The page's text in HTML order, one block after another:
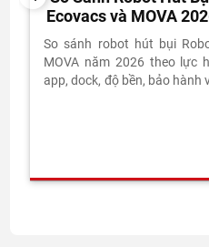
Ecovacs và MOVA
So sánh robot hút bụi
MOVA năm 2026 theo lực
app, dock, độ bền, bảo hành